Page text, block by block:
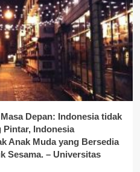
Depan: Indonesia tidak
Pintar, Indonesia
Anak Muda yang Bersedia
Sesama. – Universitas